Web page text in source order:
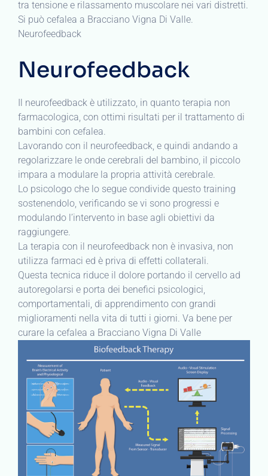
tra tensione e rilassamento muscolare nei vari distretti.
Si può cefalea a Bracciano Vigna Di Valle.
Neurofeedback
Neurofeedback
Il neurofeedback è utilizzato, in quanto terapia non
farmacologica, con ottimi risultati per il trattamento di
bambini con cefalea.
Lavorando con il neurofeedback, e quindi andando a
regolarizzare le onde cerebrali del bambino, il piccolo
impara a modulare la propria attività cerebrale.
Lo psicologo che lo segue condivide questo training
sostenendolo, verificando se vi sono progressi e
modulando l’intervento in base agli obiettivi da
raggiungere.
La terapia con il neurofeedback non è invasiva, non
utilizza farmaci ed è priva di effetti collaterali.
Questa tecnica riduce il dolore portando il cervello ad
autoregolarsi e porta dei benefici psicologici,
comportamentali, di apprendimento con grandi
miglioramenti nella vita di tutti i giorni. Va bene per
curare la cefalea a Bracciano Vigna Di Valle